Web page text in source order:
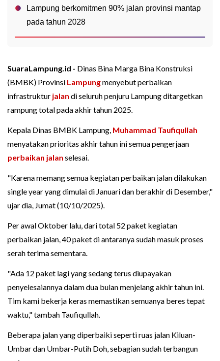
Lampung berkomitmen 90% jalan provinsi mantap
pada tahun 2028
SuaraLampung.id - Dinas Bina Marga Bina Konstruksi
(BMBK) Provinsi Lampungmenyebut perbaikan
infrastruktur jalan di seluruh penjuru Lampung ditargetkan
rampung total pada akhir tahun 2025.
Kepala Dinas BMBK Lampung, Muhammad Taufiqullah
menyatakan prioritas akhir tahun ini semua pengerjaan
perbaikan jalan selesai.
"Karena memang semua kegiatan perbaikan jalan dilakukan
single year yang dimulai di Januari dan berakhir di Desember,"
ujar dia, Jumat (10/10/2025).
Per awal Oktober lalu, dari total 52 paket kegiatan
perbaikan jalan, 40 paket di antaranya sudah masuk proses
serah terima sementara.
"Ada 12 paket lagi yang sedang terus diupayakan
penyelesaiannya dalam dua bulan menjelang akhir tahun ini.
Tim kami bekerja keras memastikan semuanya beres tepat
waktu," tambah Taufiqullah.
Beberapa jalan yang diperbaiki seperti ruas jalan Kiluan-
Umbar dan Umbar-Putih Doh, sebagian sudah terbangun